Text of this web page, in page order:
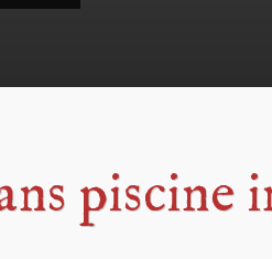
piscine